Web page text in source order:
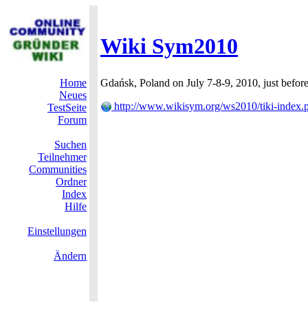
Wiki Sym2010
Home
Neues
TestSeite
Forum
Suchen
Teilnehmer
Communities
Ordner
Index
Hilfe
Einstellungen
Ändern
Gdańsk, Poland on July 7-8-9, 2010, just
http://www.wikisym.org/ws2010/tiki-